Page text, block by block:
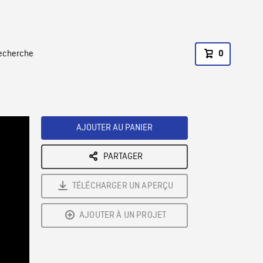
0
AJOUTER AU PANIER
PARTAGER
TÉLÉCHARGER UN APERÇU
AJOUTER À UN PROJET